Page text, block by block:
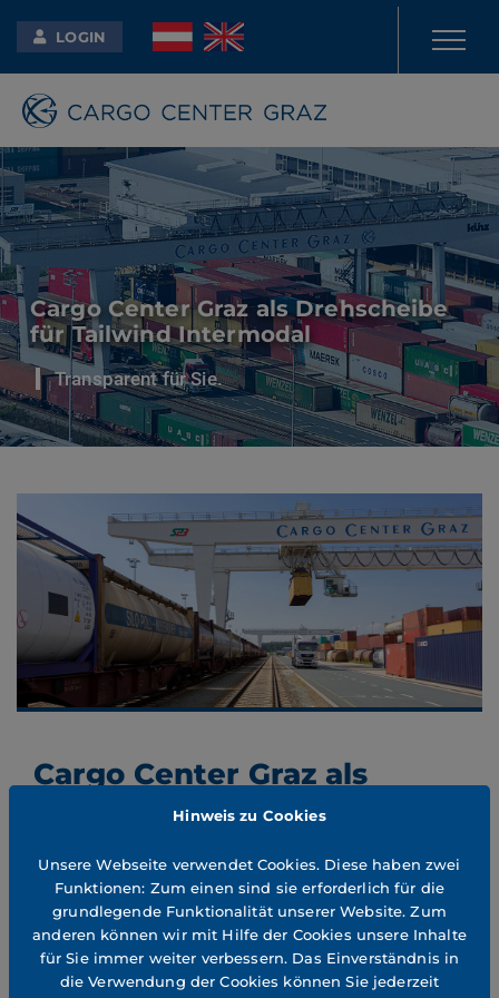
LOGIN
Cargo Center Graz als Drehscheibe
für Tailwind Intermodal
Transparent für Sie.
Cargo Center Graz als
Drehscheibe für Tailwind
Intermodal
05. March 2024
Tailwind Intermodal, als Tochterunternehmen von Lidl's
Tailwind Shipping Lines, wird fortan den gesamten
Logistikprozess von Koper nach Graz und zurück
Hinweis zu Cookies
Unsere Webseite verwendet Cookies. Diese haben zwei
Funktionen: Zum einen sind sie erforderlich für die
grundlegende Funktionalität unserer Website. Zum
anderen können wir mit Hilfe der Cookies unsere Inhalte
für Sie immer weiter verbessern. Das Einverständnis in
die Verwendung der Cookies können Sie jederzeit